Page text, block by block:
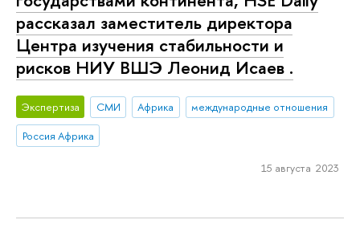
рассказал заместитель директора
Центра изучения стабильности и
рисков НИУ ВШЭ Леонид Исаев .
Экспертиза СМИ Африка
международные отношения
Россия Африка
15 августа 2023